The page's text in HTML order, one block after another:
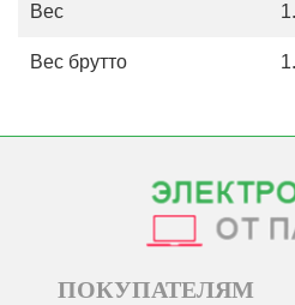
Вес
Вес брутто
ПОКУПАТЕЛЯМ